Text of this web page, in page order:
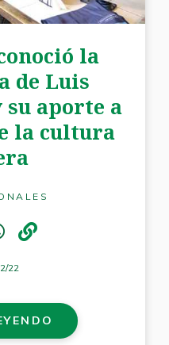
la
de Luis
aporte a
la cultura
22